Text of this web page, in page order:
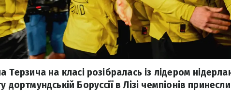
Терзича на класі розібралась із лідером
дортмундській Боруссії в Лізі чемпіонів